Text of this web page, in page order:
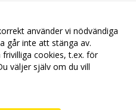
2023-10-03 14:06
2023-09-28 11:18
2023-09-18 16:01
använder vi nödvändiga
går inte att stänga av.
cookies, t.ex. för
väljer själv om du vill